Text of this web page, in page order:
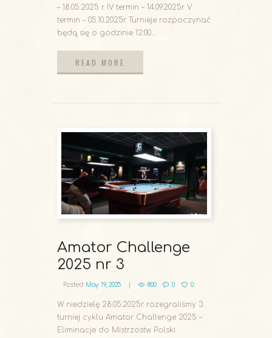
– 18.05.2025 r. IV termin – 14.09.2025r V
termin – 05.10.2025r. Turnieje rozpoczynać
będą się o godzinie 12:00...
READ MORE
Amator Challenge
2025 nr 3
Posted May 19, 2025 800 0 0
W niedzielę 28.05.2025r. rozegraliśmy 3.
turniej cyklu Amator Challenge 2025 –
Eliminacje do Mistrzostw Polski